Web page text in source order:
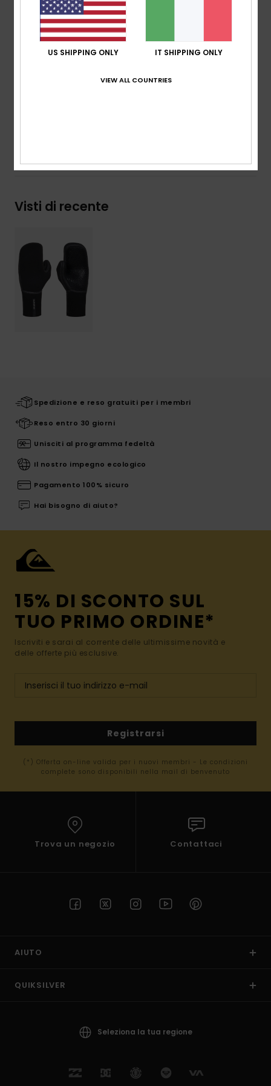
Cuciture GBS (glued and blind stitched) per la
massima flessibilità e minime infiltrazioni
Laminazione AQUA GLUE ecosostenibile
Visti di recente
Spedizione e reso gratuiti per i membri
Reso entro 30 giorni
Unisciti al programma fedeltà
Il nostro impegno ecologico
Pagamento 100% sicuro
Hai bisogno di aiuto?
15% DI SCONTO SUL
TUO PRIMO ORDINE*
Iscriviti e sarai al corrente delle ultimissime novità e
delle offerte più esclusive.
Registrarsi
(*) Offerta on-line valida per i nuovi membri - Le condizioni
complete sono disponibili nella mail di benvenuto
Trova un negozio Contattaci
AIUTO
QUIKSILVER
Seleziona la tua regione
US SHIPPING ONLY IT SHIPPING ONLY
VIEW ALL COUNTRIES